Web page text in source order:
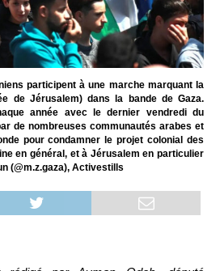
participent à une marche marquant la
de Jérusalem) dans la bande de Gaza.
année avec le dernier vendredi du
de nombreuses communautés arabes et
pour condamner le projet colonial des
en général, et à Jérusalem en particulier
(@m.z.gaza), Activestills